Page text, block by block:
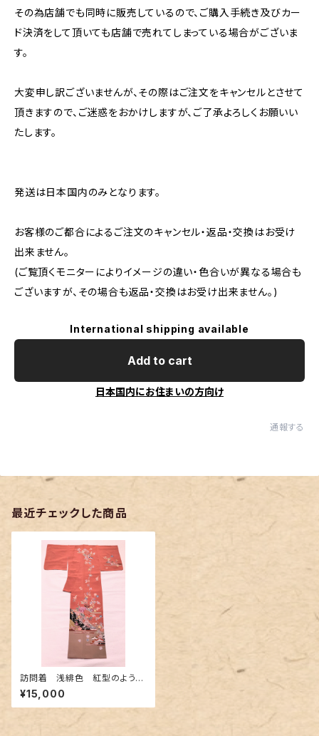
その為店舗でも同時に販売しているので、ご購入手続き及びカー
ド決済をして頂いても店舗で売れてしまっている場合がございま
す。
大変申し訳ございませんが、その際はご注文をキャンセルとさせて
頂きますので、ご迷惑をおかけしますが、ご了承よろしくお願いい
たします。
発送は日本国内のみとなります。
お客様のご都合によるご注文のキャンセル・返品・交換はお受け
出来ません。
(ご覧頂くモニターによりイメージの違い・色合いが異なる場合も
ございますが、その場合も返品・交換はお受け出来ません。)
International shipping available
Add to cart
日本国内にお住まいの方向け
通報する
最近チェックした商品
訪問着 浅緋色 紅型のような
友禅
¥15,000